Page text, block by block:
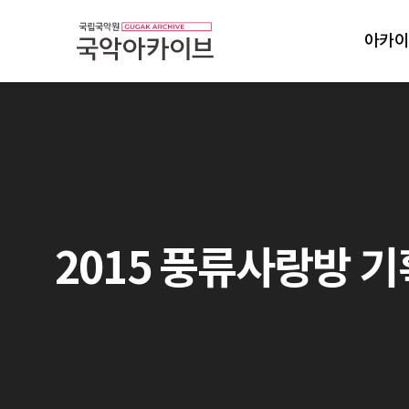
아카
2015 풍류사랑방